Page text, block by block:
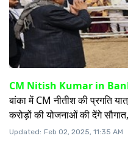
CM Nitish Kumar in
बांका में CM नीतीश की प्रगति
करोड़ों की योजनाओं की देंगे
Updated: Feb 02, 2025, 11:35 AM